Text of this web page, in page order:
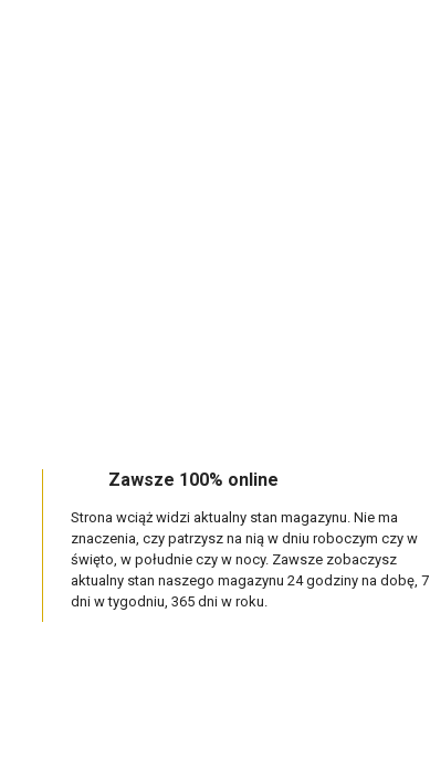
Zawsze 100% online
Strona wciąż widzi aktualny stan magazynu. Nie ma
znaczenia, czy patrzysz na nią w dniu roboczym czy w
święto, w południe czy w nocy. Zawsze zobaczysz
aktualny stan naszego magazynu 24 godziny na dobę, 7
dni w tygodniu, 365 dni w roku.